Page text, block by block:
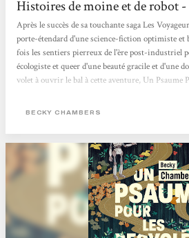
Histoires de moine et de robot -
Après le succès de sa touchante saga Les
porte-étendard d'une science-fiction optimiste et
fois les sentiers pierreux de l'ère post-industriel
écologiste et queer d'une beauté gracile et d'une
volet à ouvrir le bal à cette aventure, Un Psaume
n'a jamais été aussi bien représenté que sous la
BECKY CHAMBERS